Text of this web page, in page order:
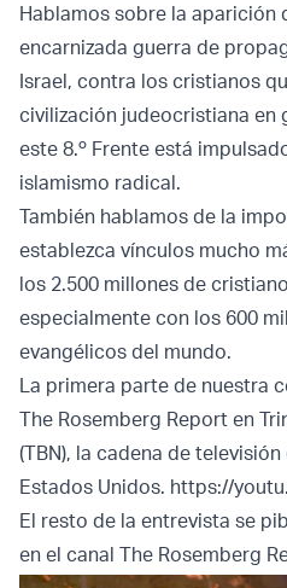
Hablamos sobre la aparición
encarnizada guerra de
Israel, contra los cristianos
civilización judeocristiana en
este 8.º Frente está
islamismo radical.
También hablamos de la
establezca vínculos mucho
los 2.500 millones de
especialmente con los 600
evangélicos del mundo.
La primera parte de nuestra
The Rosemberg Report en
(TBN), la cadena de
Estados Unidos. https://
El resto de la entrevista se
en el canal The Rosemberg